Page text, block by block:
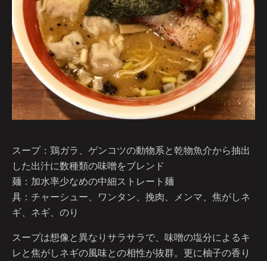
スープ：鶏ガラ、ゲンコツの動物系と乾物魚介から抽出
した出汁に数種類の味噌をブレンド
麺：加水率少なめの中細ストレート麺
具：チャーシュー、ワンタン、挽肉、メンマ、焦がしネ
ギ、ネギ、のり
スープは想像と異なりサラサラで、味噌の塩分によるキ
レと焦がしネギの風味との相性が抜群。更に柚子の香り